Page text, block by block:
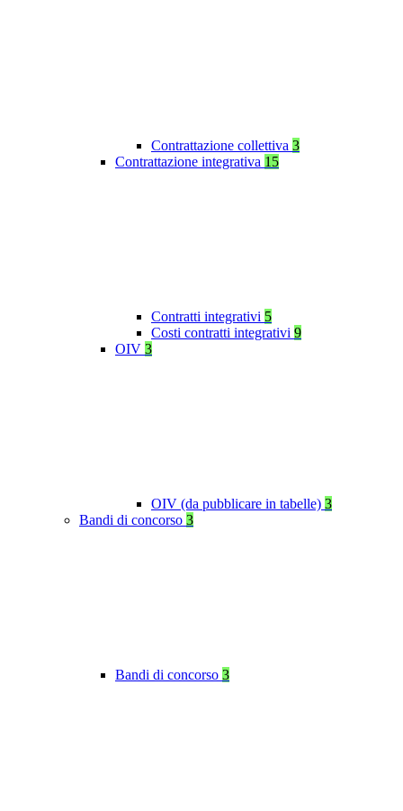
Contrattazione collettiva 3
Contrattazione integrativa 15
Contratti integrativi 5
Costi contratti integrativi 9
OIV 3
OIV (da pubblicare in tabelle) 3
Bandi di concorso 3
Bandi di concorso 3